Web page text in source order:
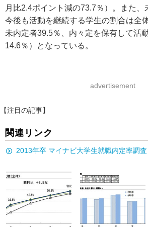
月比2.4ポイント減の73.7％）。また、
今後も活動を継続する学生の割合は全
未内定者39.5％、内々定を保有して活
14.6％）となっている。
advertisement
【注目の記事】
関連リンク
2013年卒 マイナビ大学生就職内定率調査